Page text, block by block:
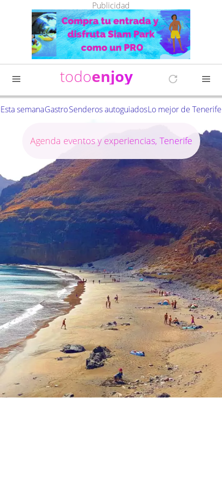
Publicidad
todoenjoy
Esta semanaGastroSenderos autoguiadosLo mejor de Tenerife
Agenda eventos y experiencias, Tenerife